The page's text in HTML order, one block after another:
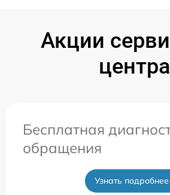
Акции
центра
Бесплатная
обращения
Узнать подробнее